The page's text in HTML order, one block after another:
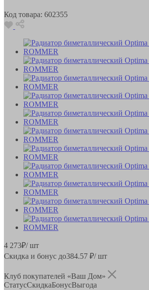
Код товара: 602355
4 273₽/ шт
Скидка и бонус до384.57 ₽/ шт
Клуб покупателей «Ваш Дом»
СтатусСкидкаБонусВыгода